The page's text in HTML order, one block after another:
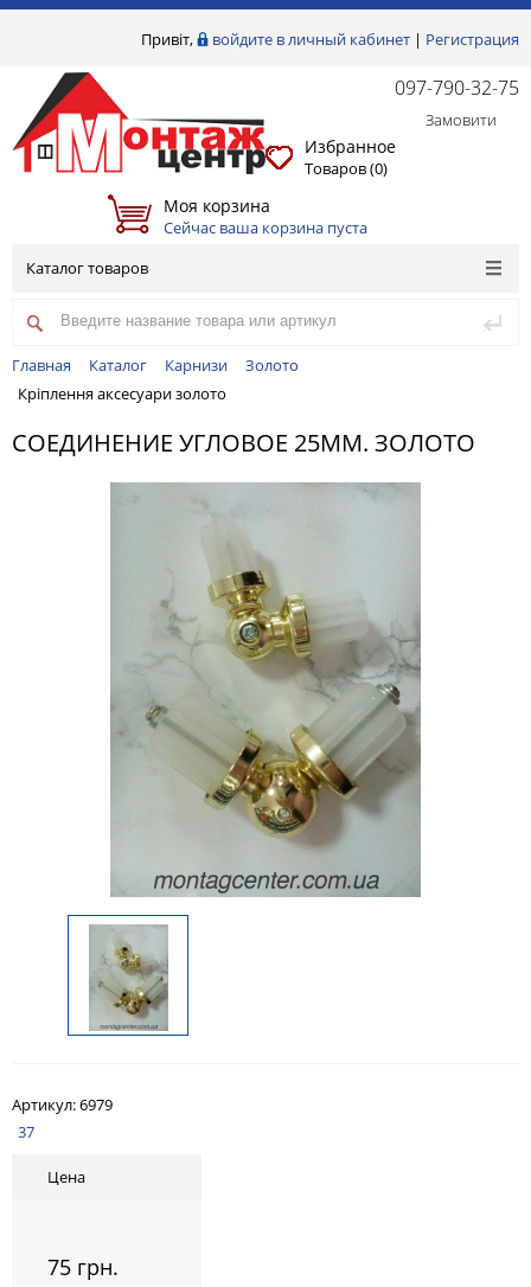
Привіт, войдите в личный кабинет | Регистрация
097-790-32-75
Замовити
Избранное
Товаров (0)
Моя корзина
Сейчас ваша корзина пуста
Каталог товаров
Главная Каталог Карнизи
Золото
Кріплення аксесуари золото
СОЕДИНЕНИЕ УГЛОВОЕ 25ММ. ЗОЛОТО
Артикул:6979
37
Цена
75 грн.